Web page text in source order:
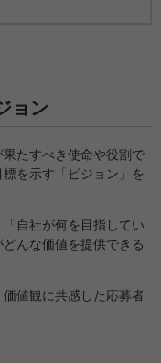
ョン
たすべき使命や役割で
を示す「ビジョン」を
自社が何を目指してい
んな価値を提供できる
値観に共感した応募者